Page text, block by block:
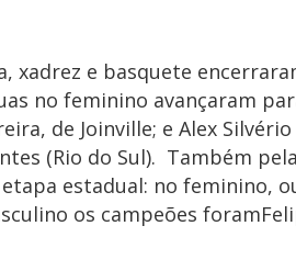
xadrez e basquete
no feminino avançaram
de Joinville; e Alex
(Rio do Sul). Também
estadual: no feminino,
os campeões